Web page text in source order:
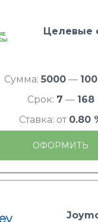
Целевые
Сумма: 5000 —
Срок: 7 — 168
Ставка: от 0.80
ОФОРМИТЬ